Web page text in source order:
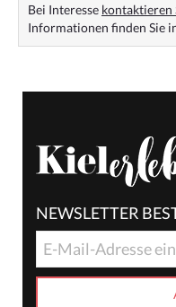
Bei Interesse kontaktieren
Informationen finden Sie
NEWSLETTER